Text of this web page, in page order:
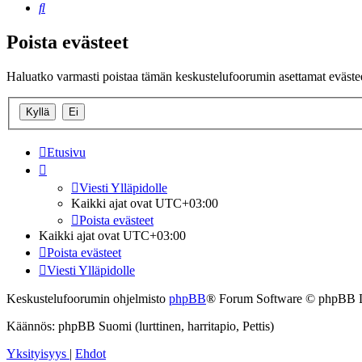
Etsi
Poista evästeet
Haluatko varmasti poistaa tämän keskustelufoorumin asettamat
Etusivu
Viesti Ylläpidolle
Kaikki ajat ovat UTC+03:00
Poista evästeet
Kaikki ajat ovat UTC+03:00
Poista evästeet
Viesti Ylläpidolle
Keskustelufoorumin ohjelmisto phpBB® Forum Software © phpBB
Käännös: phpBB Suomi (lurttinen, harritapio, Pettis)
Yksityisyys | Ehdot